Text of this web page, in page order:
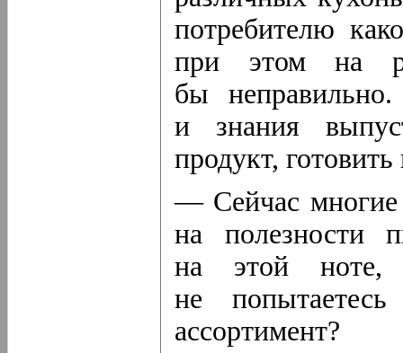
потребителю
при этом на
бы
и знания
продукт,
— Сейчас многие
на полезности
на этой ноте,
не
ассортимент?